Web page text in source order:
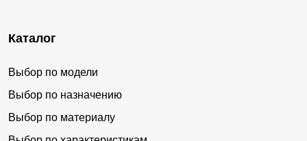
Каталог
Выбор по модели
Выбор по назначению
Выбор по материалу